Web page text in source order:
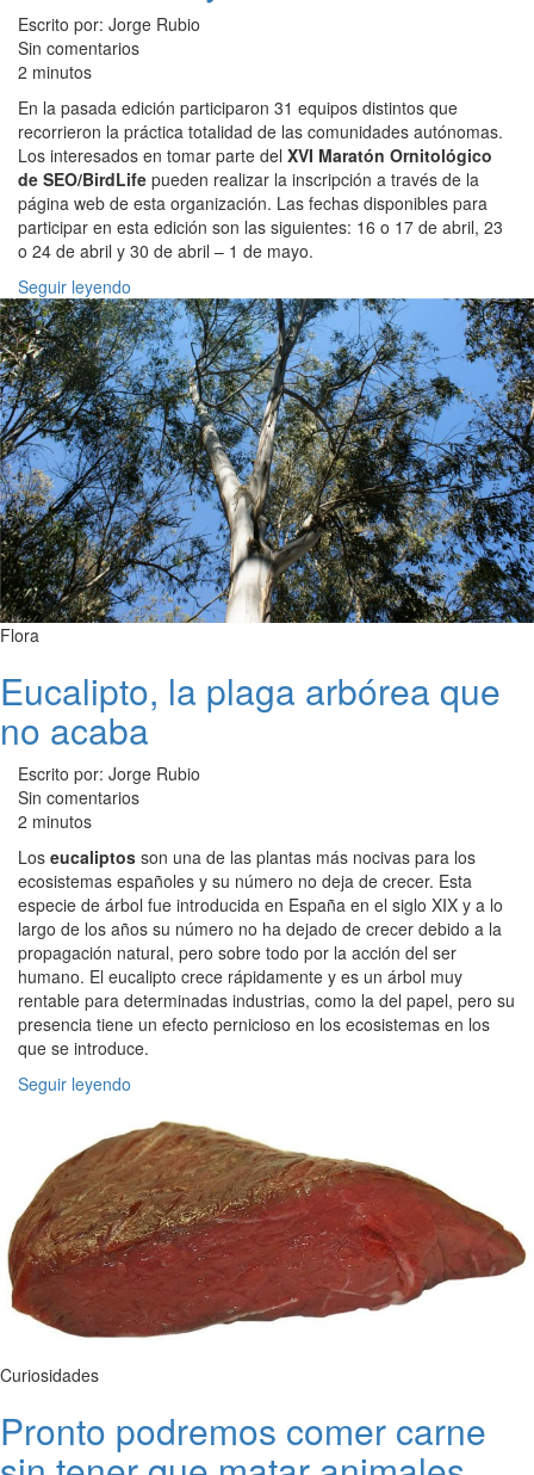
Escrito por: Jorge Rubio
Sin comentarios
2 minutos
En la pasada edición participaron 31 equipos distintos que
recorrieron la práctica totalidad de las comunidades autónomas.
Los interesados en tomar parte del XVI Maratón Ornitológico
de SEO/BirdLife pueden realizar la inscripción a través de la
página web de esta organización. Las fechas disponibles para
participar en esta edición son las siguientes: 16 o 17 de abril, 23
o 24 de abril y 30 de abril – 1 de mayo.
Seguir leyendo
Flora
Eucalipto, la plaga arbórea que
no acaba
Escrito por: Jorge Rubio
Sin comentarios
2 minutos
Los eucaliptos son una de las plantas más nocivas para los
ecosistemas españoles y su número no deja de crecer. Esta
especie de árbol fue introducida en España en el siglo XIX y a lo
largo de los años su número no ha dejado de crecer debido a la
propagación natural, pero sobre todo por la acción del ser
humano. El eucalipto crece rápidamente y es un árbol muy
rentable para determinadas industrias, como la del papel, pero su
presencia tiene un efecto pernicioso en los ecosistemas en los
que se introduce.
Seguir leyendo
Curiosidades
Pronto podremos comer carne